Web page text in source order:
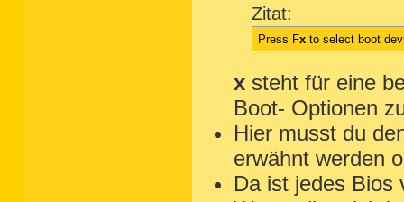
Zitat:
Press Fx to select boot
x steht für eine
Boot- Optionen
Hier musst du
erwähnt werden
Da ist jedes Bios